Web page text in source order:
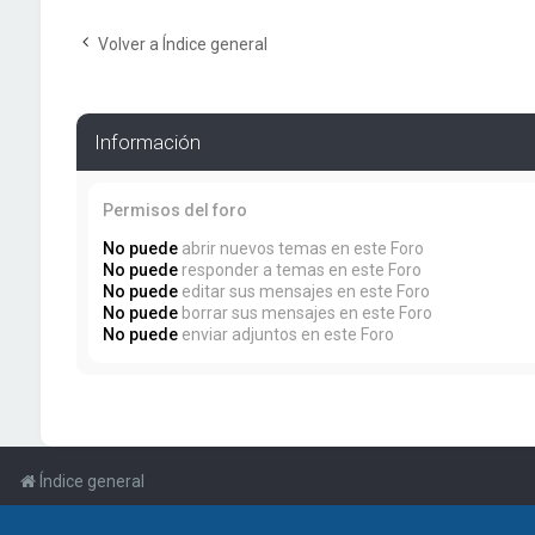
Volver a Índice general
Información
Permisos del foro
No puedeabrir nuevos temas en este Foro
No puederesponder a temas en este Foro
No puedeeditar sus mensajes en este Foro
No puedeborrar sus mensajes en este Foro
No puedeenviar adjuntos en este Foro
Índice general